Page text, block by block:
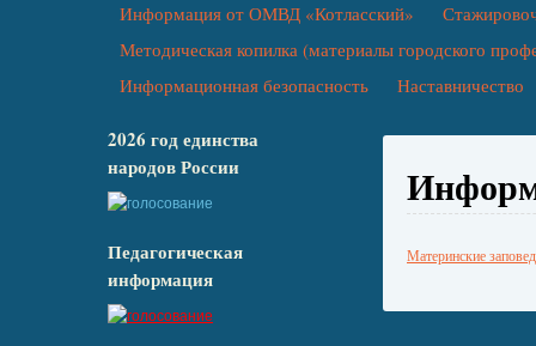
Информация от ОМВД «Котласский»
Методическая копилка (материалы городского
Информационная безопасность
Наставничество
Материнские
2026 год единства
народов России
Педагогическая
информация